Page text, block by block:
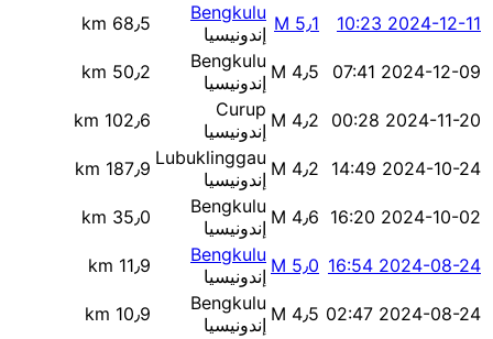
2024-12-11 10:23 M 5٫1 Bengkulu
إندونيسيا
68٫5 km
2024-12-09 07:41 M 4٫5 Bengkulu
إندونيسيا
50٫2 km
2024-11-20 00:28 M 4٫2 Curup
إندونيسيا
102٫6 km
2024-10-24 14:49 M 4٫2 Lubuklinggau
إندونيسيا
187٫9 km
2024-10-02 16:20 M 4٫6 Bengkulu
إندونيسيا
35٫0 km
2024-08-24 16:54 M 5٫0 Bengkulu
إندونيسيا
11٫9 km
2024-08-24 02:47 M 4٫5 Bengkulu
إندونيسيا
10٫9 km